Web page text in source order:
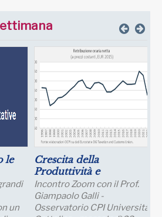
le
un
Crescita della
Produttività e
Prospettive Salariali
Incontro Zoom con il Prof.
Giampaolo Galli -
Osservatorio CPI Università